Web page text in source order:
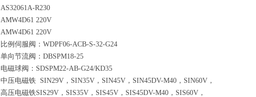
AS32061A-R230
AMW4D61 220V
AMW4D61 220V
比例伺服阀：WDPF06-ACB-S-32-G24
单向节流阀：DBSPM18-25
电磁球阀：SDSPM22-AB-G24/KD35
中压电磁铁 SIN29V，SIN35V，SIN45V，SIN45DV-M40，SIN60V，
高压电磁铁SIS29V，SIS35V，SIS45V，SIS45DV-M40，SIS60V，